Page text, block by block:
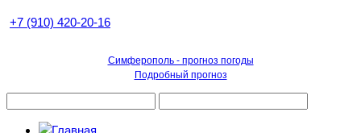
+7 (910) 420-20-16
Симферополь - прогноз погоды
Подробный прогноз